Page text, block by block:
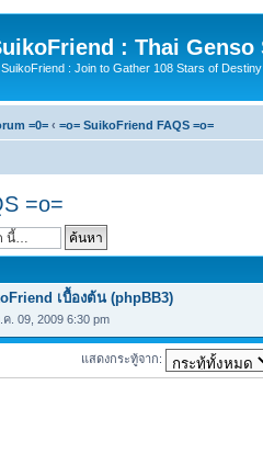
: Thai Genso
SuikoFriend : Join to Gather 108 Stars of
=0= ‹ =o= SuikoFriend FAQS =o=
=o=
เบื้องต้น (phpBB3)
ค. 09, 2009 6:30 pm
แสดงกระทู้จาก: